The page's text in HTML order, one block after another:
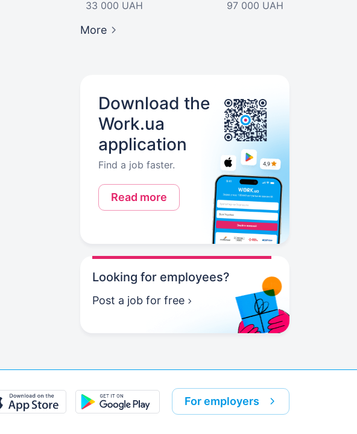
33 000 UAH 97 000 UAH
More
Download the
Work.ua
application
Find a job faster.
Read more
Looking for employees?
Post a job for free
For employers